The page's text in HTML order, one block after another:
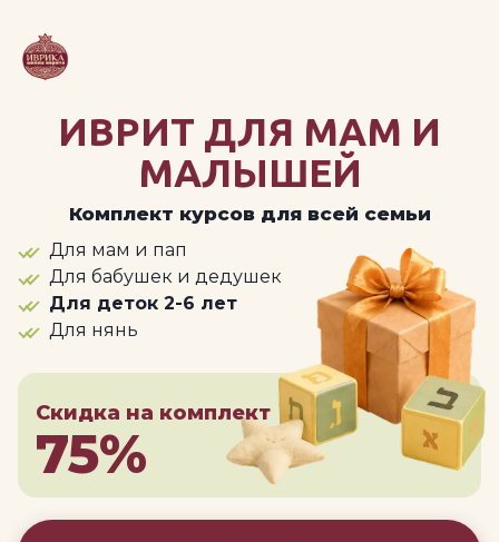
ИВРИТ ДЛЯ МАМ И
МАЛЫШЕЙ
Комплект курсов для всей семьи
Для мам и пап
Для бабушек и дедушек
Для деток 2-6 лет
Для нянь
Скидка на комплект
75%